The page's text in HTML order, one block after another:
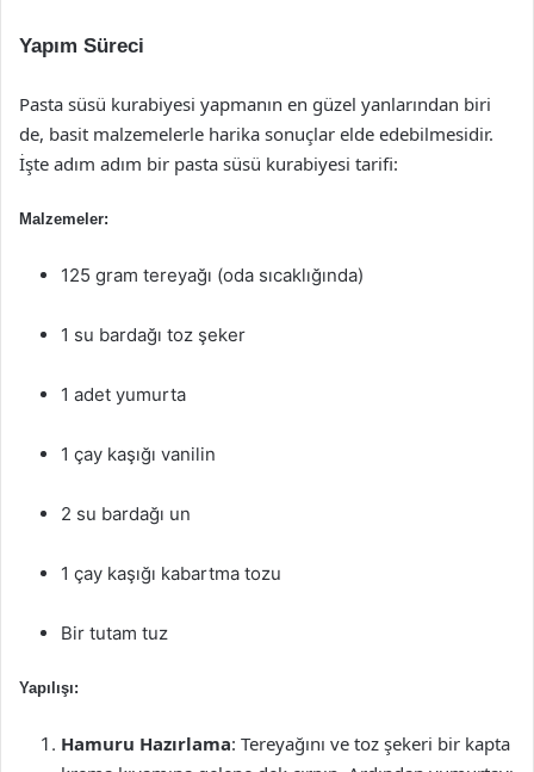
Yapım Süreci
Pasta süsü kurabiyesi yapmanın en güzel yanlarından biri
de, basit malzemelerle harika sonuçlar elde edebilmesidir.
İşte adım adım bir pasta süsü kurabiyesi tarifi:
Malzemeler:
125 gram tereyağı (oda sıcaklığında)
1 su bardağı toz şeker
1 adet yumurta
1 çay kaşığı vanilin
2 su bardağı un
1 çay kaşığı kabartma tozu
Bir tutam tuz
Yapılışı:
Hamuru Hazırlama: Tereyağını ve toz şekeri bir kapta